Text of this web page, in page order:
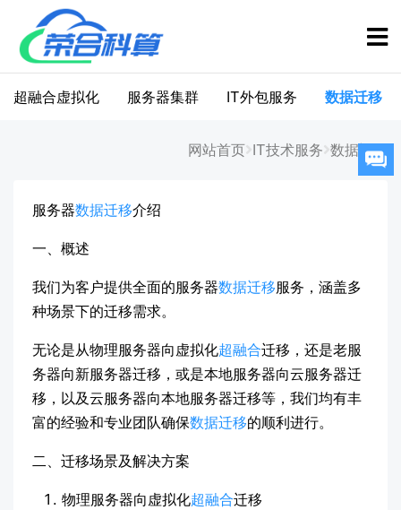
超融合虚拟化 服务器集群 IT外包服务 数据迁移
网站首页 IT技术服务 数据迁移
服务器数据迁移介绍
一、概述
我们为客户提供全面的服务器数据迁移服务，涵盖多
种场景下的迁移需求。
无论是从物理服务器向虚拟化超融合迁移，还是老服
务器向新服务器迁移，或是本地服务器向云服务器迁
移，以及云服务器向本地服务器迁移等，我们均有丰
富的经验和专业团队确保数据迁移的顺利进行。
二、迁移场景及解决方案
物理服务器向虚拟化超融合迁移